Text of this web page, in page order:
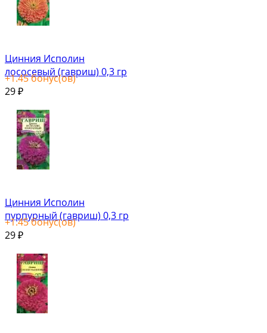
Цинния Исполин
лососевый (гавриш) 0,3 гр
+1.45бонус(ов)
29 ₽
Цинния Исполин
пурпурный (гавриш) 0,3 гр
+1.45бонус(ов)
29 ₽